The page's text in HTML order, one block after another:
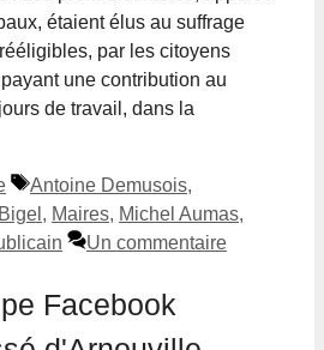
étaient élus au suffrage
par les citoyens
une contribution au
de travail, dans la
Étiquettes
Antoine Demusois,
, Maires, Michel Aumas,
Un commentaire
Facebook